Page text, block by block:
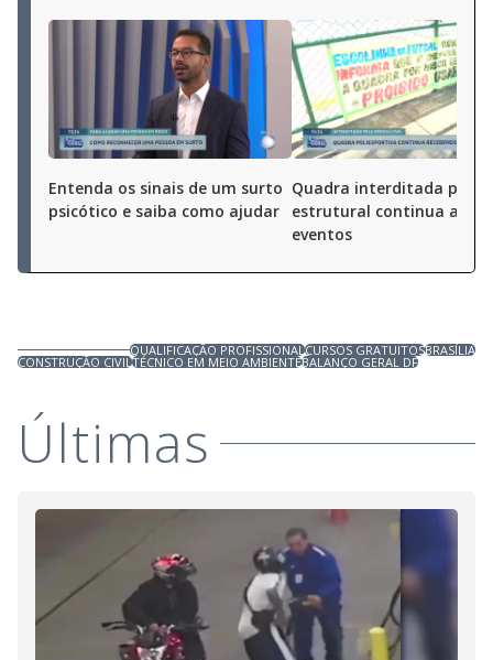
Entenda os sinais de um surto
psicótico e saiba como ajudar
Quadra interditada por
estrutural continua a
eventos
QUALIFICAÇÃO PROFISSIONALCURSOS GRATUITOSBRASÍLIA
CONSTRUÇÃO CIVILTÉCNICO EM MEIO AMBIENTEBALANÇO GERAL DF
Últimas